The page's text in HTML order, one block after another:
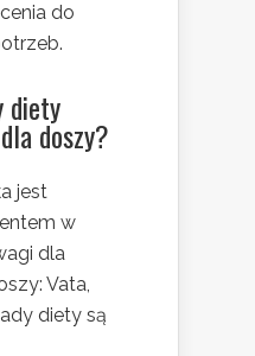
do
diety
doszy?
jest
w
dla
Vata,
diety są